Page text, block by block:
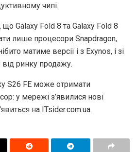
чипі.
Galaxy Fold 8 та Galaxy Fold 8
лише процесори Snapdragon,
матиме версії і з Exynos, і зі
ринку продажу.
S26 FE може отримати
у мережі з’явилися нові
на ITsider.com.ua.